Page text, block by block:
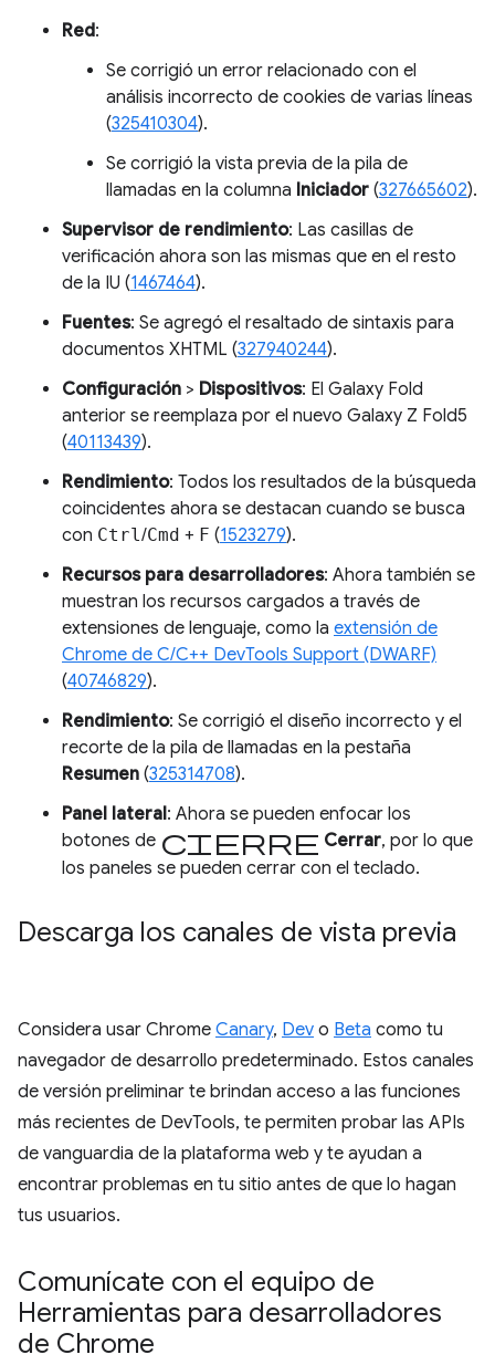
Red:
Se corrigió un error relacionado con el
análisis incorrecto de cookies de varias líneas
(325410304).
Se corrigió la vista previa de la pila de
llamadas en la columna Iniciador (327665602).
Supervisor de rendimiento: Las casillas de
verificación ahora son las mismas que en el resto
de la IU (1467464).
Fuentes: Se agregó el resaltado de sintaxis para
documentos XHTML (327940244).
Configuración > Dispositivos: El Galaxy Fold
anterior se reemplaza por el nuevo Galaxy Z Fold5
(40113439).
Rendimiento: Todos los resultados de la búsqueda
coincidentes ahora se destacan cuando se busca
con Ctrl/Cmd + F (1523279).
Recursos para desarrolladores: Ahora también se
muestran los recursos cargados a través de
extensiones de lenguaje, como la extensión de
Chrome de C/C++ DevTools Support (DWARF)
(40746829).
Rendimiento: Se corrigió el diseño incorrecto y el
recorte de la pila de llamadas en la pestaña
Resumen (325314708).
Panel lateral: Ahora se pueden enfocar los
botones de cierre Cerrar, por lo que
los paneles se pueden cerrar con el teclado.
Descarga los canales de vista previa
Considera usar Chrome Canary, Dev o Beta como tu
navegador de desarrollo predeterminado. Estos canales
de versión preliminar te brindan acceso a las funciones
más recientes de DevTools, te permiten probar las APIs
de vanguardia de la plataforma web y te ayudan a
encontrar problemas en tu sitio antes de que lo hagan
tus usuarios.
Comunícate con el equipo de
Herramientas para desarrolladores
de Chrome